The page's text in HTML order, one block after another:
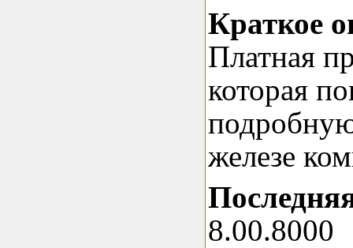
Краткое
Платная
которая
железе
8.00.8000